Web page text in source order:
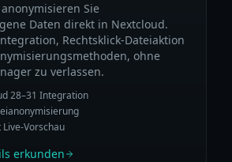
Sie
Daten direkt in Nextcloud.
Rechtsklick-Dateiaktion
ohne
zu verlassen.
28–31 Integration
Vorschau
erkunden